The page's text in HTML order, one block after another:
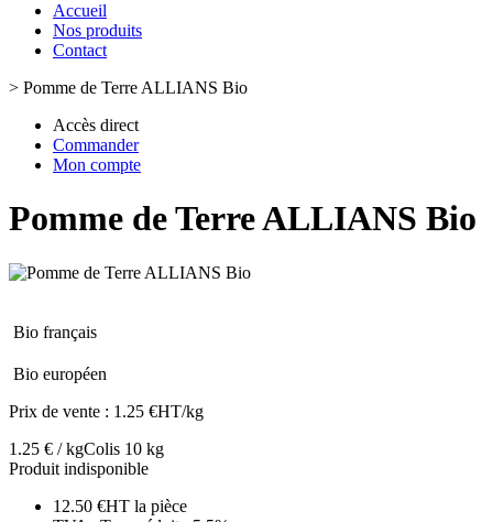
Accueil
Nos produits
Contact
> Pomme de Terre ALLIANS Bio
Accès direct
Commander
Mon compte
Pomme de Terre ALLIANS Bio
Bio français
Bio européen
Prix de vente : 1.25 €HT/kg
1.25 € / kgColis 10 kg
Produit indisponible
12.50 €HT la pièce